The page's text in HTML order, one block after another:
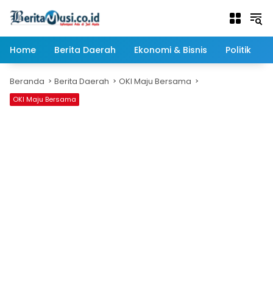
Home
Berita Daerah Ekonomi & Bisnis Politik
Beranda Berita Daerah OKI Maju Bersama
OKI Maju Bersama